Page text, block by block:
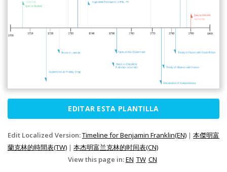
EDITAR ESTA PLANTILLA
Edit Localized Version:Timeline for Benjamin Franklin(EN) | 本傑明富
蘭克林的時間表(TW) | 本杰明富兰克林的时间表(CN)
View this page in:EN TW CN